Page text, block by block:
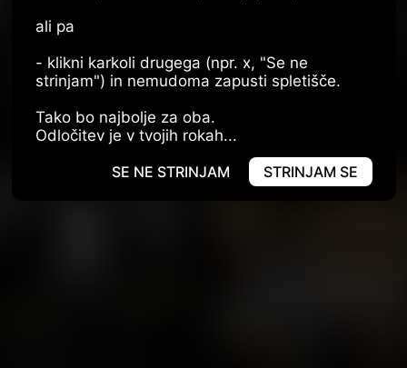
REGISTRACIJA PRIJAVA
ali pa
- klikni karkoli drugega (npr. x, "Se ne
strinjam") in nemudoma zapusti spletišče.
Tako bo najbolje za oba.
Odločitev je v tvojih rokah...
SE NE STRINJAM
STRINJAM SE